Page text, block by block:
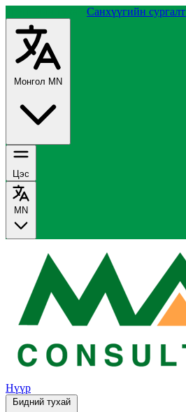
Санхүүгийн сургалт
Монгол MN
Цэс
MN
Нүүр
Бидний тухай